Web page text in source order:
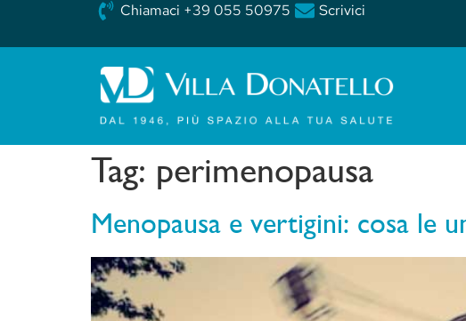
Chiamaci +39 055 50975 Scrivici
Tag: perimenopausa
Menopausa e vertigini: cosa le